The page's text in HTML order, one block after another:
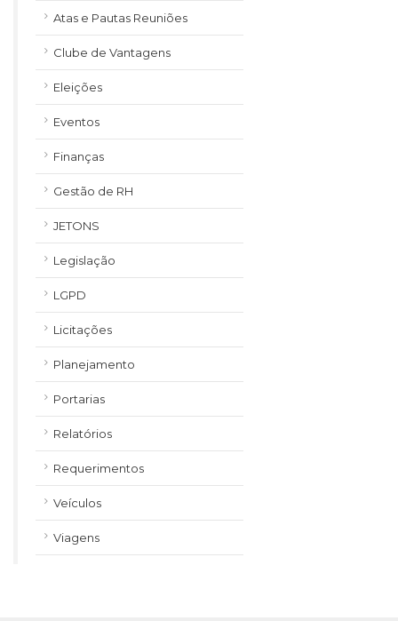
Atas e Pautas Reuniões
Clube de Vantagens
Eleições
Eventos
Finanças
Gestão de RH
JETONS
Legislação
LGPD
Licitações
Planejamento
Portarias
Relatórios
Requerimentos
Veículos
Viagens